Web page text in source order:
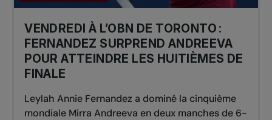
VENDREDI À L’OBN DE TORONTO :
FERNANDEZ SURPREND ANDREEVA
POUR ATTEINDRE LES HUITIÈMES DE
FINALE
Leylah Annie Fernandez a dominé la cinquième
mondiale Mirra Andreeva en deux manches de 6-